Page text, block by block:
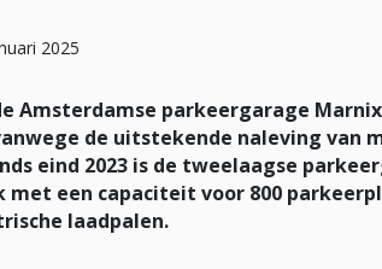
2025
Amsterdamse parkeergarage Marnix
de uitstekende naleving van
eind 2023 is de tweelaagse
een capaciteit voor 800
laadpalen.